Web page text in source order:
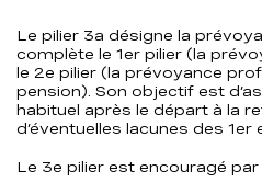
Le pilier 3a désigne la
complète le 1er pilier (la
le 2e pilier (la prévoyance
pension). Son objectif est
habituel après le départ à la
d’éventuelles lacunes des 1er
Le 3e pilier est encouragé